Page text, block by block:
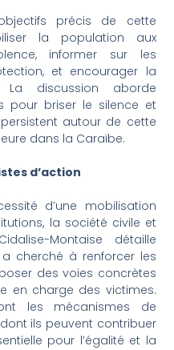
précis de cette
la population aux
informer sur les
et encourager la
discussion aborde
pour briser le silence et
autour de cette
dans la Caraïbe.
d’action
d’une mobilisation
la société civile et
Montaise détaille
cherché à renforcer les
des voies concrètes
en charge des victimes.
les mécanismes de
ils peuvent contribuer
pour l’égalité et la